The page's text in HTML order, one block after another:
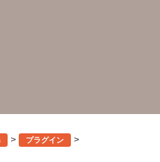
> プラグイン >